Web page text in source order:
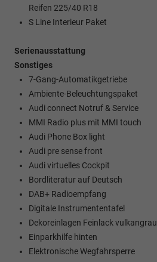
Reifen 225/40 R18
S Line Interieur Paket
Serienausstattung
Sonstiges
7-Gang-Automatikgetriebe
Ambiente-Beleuchtungspaket
Audi connect Notruf & Service
MMI Radio plus mit MMI touch
Audi Phone Box light
Audi pre sense front
Audi virtuelles Cockpit
Bordliteratur auf Deutsch
DAB+ Radioempfang
Digitale Instrumententafel
Dekoreinlagen Feinlack vulkangrau
Einparkhilfe hinten
Elektronische Wegfahrsperre